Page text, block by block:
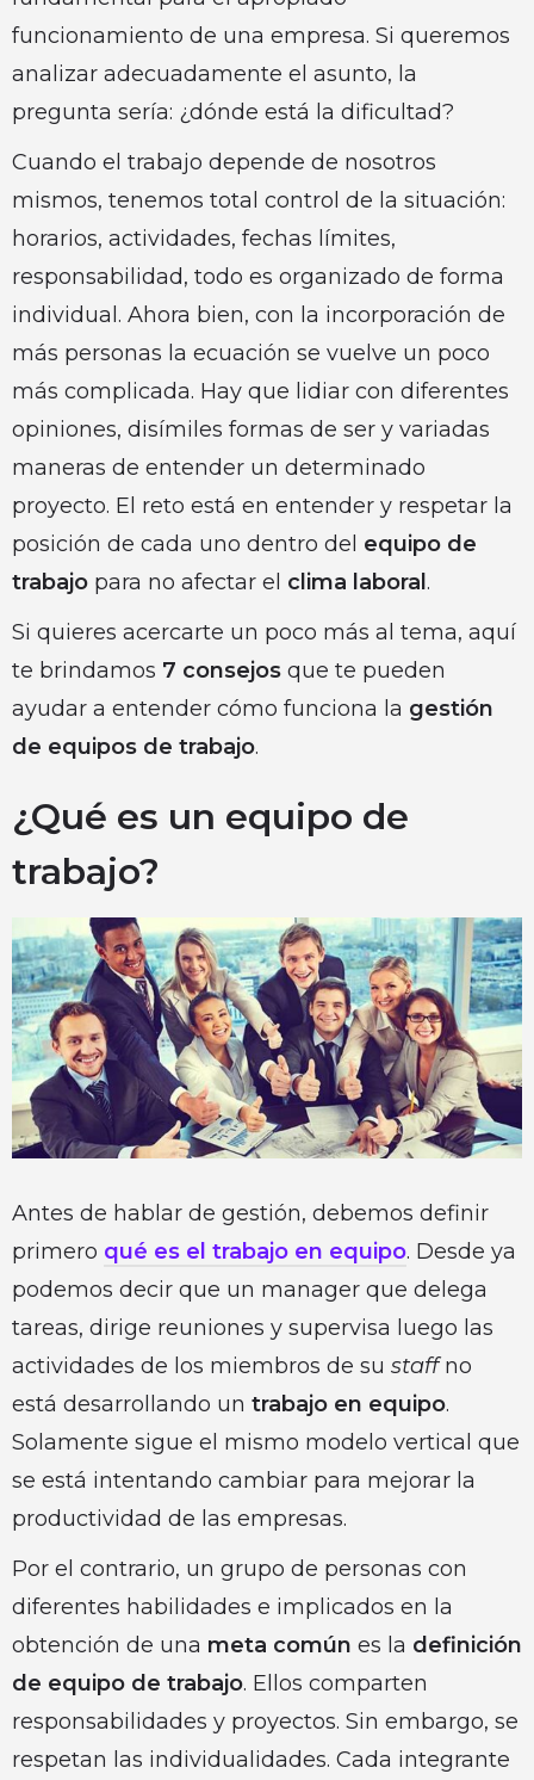
funcionamiento de una empresa. Si queremos
analizar adecuadamente el asunto, la
pregunta sería: ¿dónde está la dificultad?
Cuando el trabajo depende de nosotros
mismos, tenemos total control de la situación:
horarios, actividades, fechas límites,
responsabilidad, todo es organizado de forma
individual. Ahora bien, con la incorporación de
más personas la ecuación se vuelve un poco
más complicada. Hay que lidiar con diferentes
opiniones, disímiles formas de ser y variadas
maneras de entender un determinado
proyecto. El reto está en entender y respetar la
posición de cada uno dentro del equipo de
trabajo para no afectar el clima laboral .
Si quieres acercarte un poco más al tema, aquí
te brindamos 7 consejos que te pueden
ayudar a entender cómo funciona la gestión
de equipos de trabajo.
¿Qué es un equipo de
trabajo?
Antes de hablar de gestión, debemos definir
primero qué es el trabajo en equipo. Desde ya
podemos decir que un manager que delega
tareas, dirige reuniones y supervisa luego las
actividades de los miembros de su staffno
está desarrollando un trabajo en equipo.
Solamente sigue el mismo modelo vertical que
se está intentando cambiar para mejorar la
productividad de las empresas.
Por el contrario, un grupo de personas con
diferentes habilidades e implicados en la
obtención de una meta común es la definición
de equipo de trabajo. Ellos comparten
responsabilidades y proyectos. Sin embargo, se
respetan las individualidades. Cada integrante